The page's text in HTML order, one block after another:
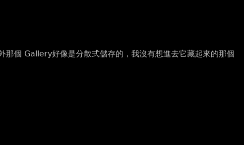
個 Gallery好像是分散式儲存的，我沒有想進去它藏起來的那個